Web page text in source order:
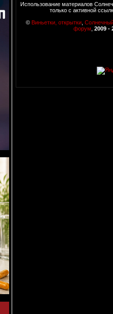
Использование материалов
только с активной
© Виньетки, открытки
форум 2009 -